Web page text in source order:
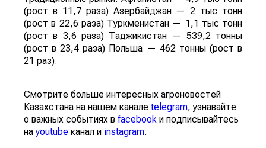
(рост в 11,7 раза) Азербайджан — 2 тыс тонн
(рост в 22,6 раза) Туркменистан — 1,1 тыс тонн
(рост в 3,6 раза) Таджикистан — 539,2 тонны
(рост в 23,4 раза) Польша — 462 тонны (рост в
21 раз).
Смотрите больше интересных агроновостей
Казахстана на нашем канале telegram, узнавайте
о важных событиях в facebook и подписывайтесь
наyoutube канал и instagram.